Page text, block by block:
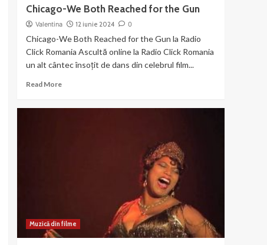
Chicago-We Both Reached for the Gun
Valentina 12 iunie 2024 0
Chicago-We Both Reached for the Gun la Radio
Click Romania Ascultă online la Radio Click Romania
un alt cântec însoțit de dans din celebrul film...
Read MoreRead
Muzică din filme